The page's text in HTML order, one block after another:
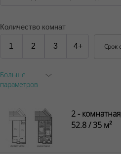
Количество комнат
1 2 3 4+ Срок
Больше
параметров
2 -
52.8 / 35 м²